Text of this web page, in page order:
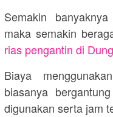
Semakin
maka semakin
rias pengantin di
Biaya
biasanya
digunakan serta jam